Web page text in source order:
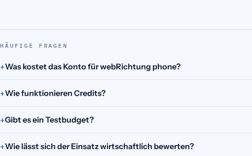
HÄUFIGE FRAGEN
Was kostet das Konto für webRichtung phone?
Wie funktionieren Credits?
Gibt es ein Testbudget?
Wie lässt sich der Einsatz wirtschaftlich bewerten?